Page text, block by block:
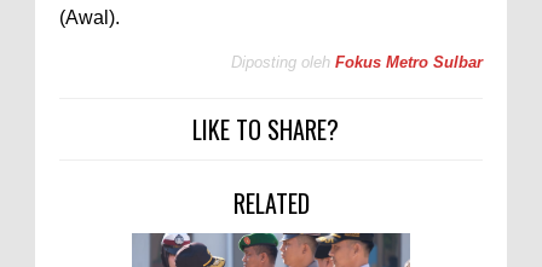
(Awal).
Diposting oleh Fokus Metro Sulbar
LIKE TO SHARE?
RELATED